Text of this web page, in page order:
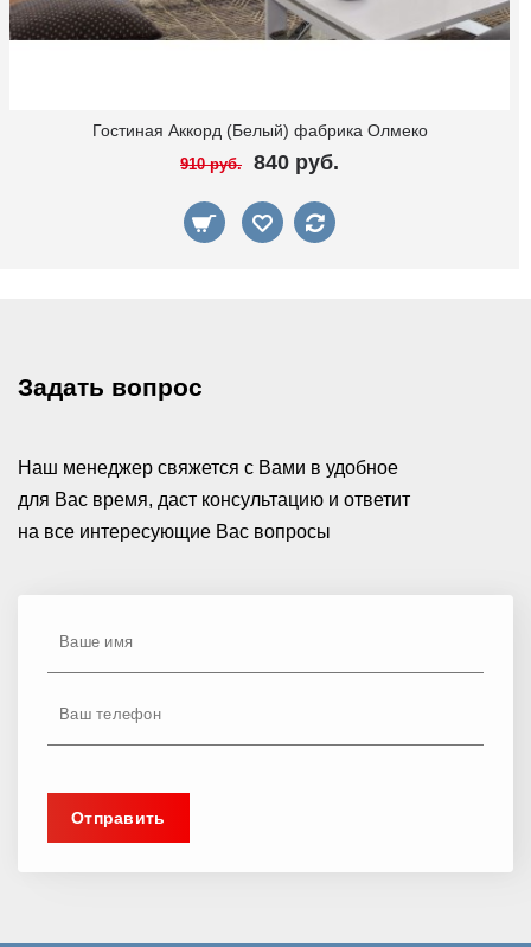
Гостиная Аккорд (Белый) фабрика Олмеко
910 руб. 840 руб.
Задать вопрос
Наш менеджер свяжется с Вами в удобное
для Вас время, даст консультацию и ответит
на все интересующие Вас вопросы